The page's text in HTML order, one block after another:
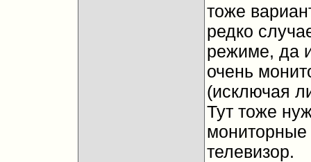
тоже
редко
режиме, да
очень
(исключая
Тут тоже
мониторные
телевизор.